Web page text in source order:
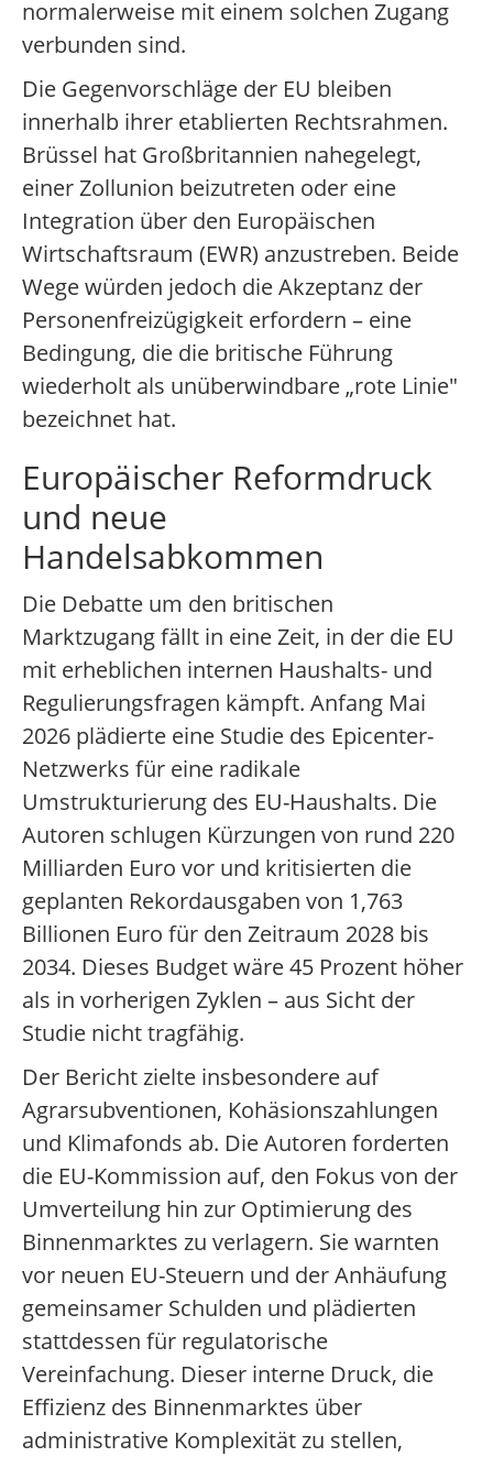
normalerweise mit einem solchen Zugang
verbunden sind.
Die Gegenvorschläge der EU bleiben
innerhalb ihrer etablierten Rechtsrahmen.
Brüssel hat Großbritannien nahegelegt,
einer Zollunion beizutreten oder eine
Integration über den Europäischen
Wirtschaftsraum (EWR) anzustreben. Beide
Wege würden jedoch die Akzeptanz der
Personenfreizügigkeit erfordern – eine
Bedingung, die die britische Führung
wiederholt als unüberwindbare „rote Linie"
bezeichnet hat.
Europäischer Reformdruck
und neue
Handelsabkommen
Die Debatte um den britischen
Marktzugang fällt in eine Zeit, in der die EU
mit erheblichen internen Haushalts- und
Regulierungsfragen kämpft. Anfang Mai
2026 plädierte eine Studie des Epicenter-
Netzwerks für eine radikale
Umstrukturierung des EU-Haushalts. Die
Autoren schlugen Kürzungen von rund 220
Milliarden Euro vor und kritisierten die
geplanten Rekordausgaben von 1,763
Billionen Euro für den Zeitraum 2028 bis
2034. Dieses Budget wäre 45 Prozent höher
als in vorherigen Zyklen – aus Sicht der
Studie nicht tragfähig.
Der Bericht zielte insbesondere auf
Agrarsubventionen, Kohäsionszahlungen
und Klimafonds ab. Die Autoren forderten
die EU-Kommission auf, den Fokus von der
Umverteilung hin zur Optimierung des
Binnenmarktes zu verlagern. Sie warnten
vor neuen EU-Steuern und der Anhäufung
gemeinsamer Schulden und plädierten
stattdessen für regulatorische
Vereinfachung. Dieser interne Druck, die
Effizienz des Binnenmarktes über
administrative Komplexität zu stellen,